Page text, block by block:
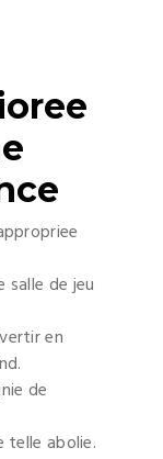
de jeu
en
de
telle abolie.